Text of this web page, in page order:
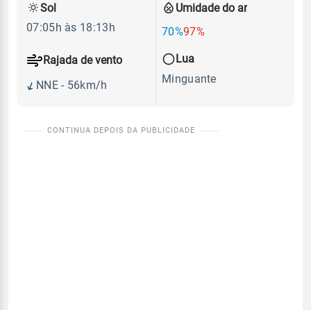
Umidade do ar
70%97%
Rajada de vento
NNE - 56km/h
Sol
07:05h às 18:13h
Lua
Minguante